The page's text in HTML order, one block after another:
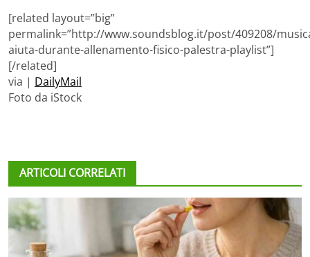
[related layout=”big”
permalink=”http://www.soundsblog.it/post/409208/
aiuta-durante-allenamento-fisico-palestra-playlist”]
[/related]
via | DailyMail
Foto da iStock
ARTICOLI CORRELATI